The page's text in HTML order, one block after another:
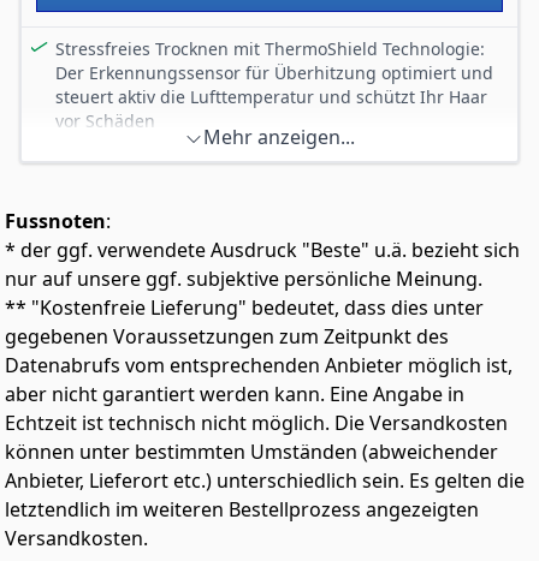
Stressfreies Trocknen mit ThermoShield Technologie:
Der Erkennungssensor für Überhitzung optimiert und
steuert aktiv die Lufttemperatur und schützt Ihr Haar
vor Schäden
Der leistungsstarke Haartrockner wurde für den
schnelle Trocknung und ein beeindruckendes Styling
Ein Must-have unter den Haarstyling-Geräten: Ein
stärkerer Luftstrom von 2.300 W beschleunigt das
Trocknen um 20 prozent und steigert die Effizienz,
während gleichzeitig Ihr Haar geschützt wird
Erzielen Sie glänzendes Haar mit dem Philips
Haartrockner mit Ionisierungsfunktion: Dieser
ultrastarke Haartrockner gibt bis zu 80 Millionen Ionen
pro Trocknung ab und sorgt so für geschmeidiges und
glänzendes Haar
Die Kaltstufetaste bietet intensive Kaltluft: Sie reduziert
die Temperatur, ohne die Leistung des Haartrockners
zu beeinträchtigen – eine nützliche Funktion zum
Fixieren Ihres Stylings
Mehr anzeigen...
Fussnoten:
* der ggf. verwendete Ausdruck "Beste" u.ä. bezieht sich
nur auf unsere ggf. subjektive persönliche Meinung.
** "Kostenfreie Lieferung" bedeutet, dass dies unter
gegebenen Voraussetzungen zum Zeitpunkt des
Datenabrufs vom entsprechenden Anbieter möglich ist,
aber nicht garantiert werden kann. Eine Angabe in
Echtzeit ist technisch nicht möglich. Die Versandkosten
können unter bestimmten Umständen (abweichender
Anbieter, Lieferort etc.) unterschiedlich sein. Es gelten die
letztendlich im weiteren Bestellprozess angezeigten
Versandkosten.